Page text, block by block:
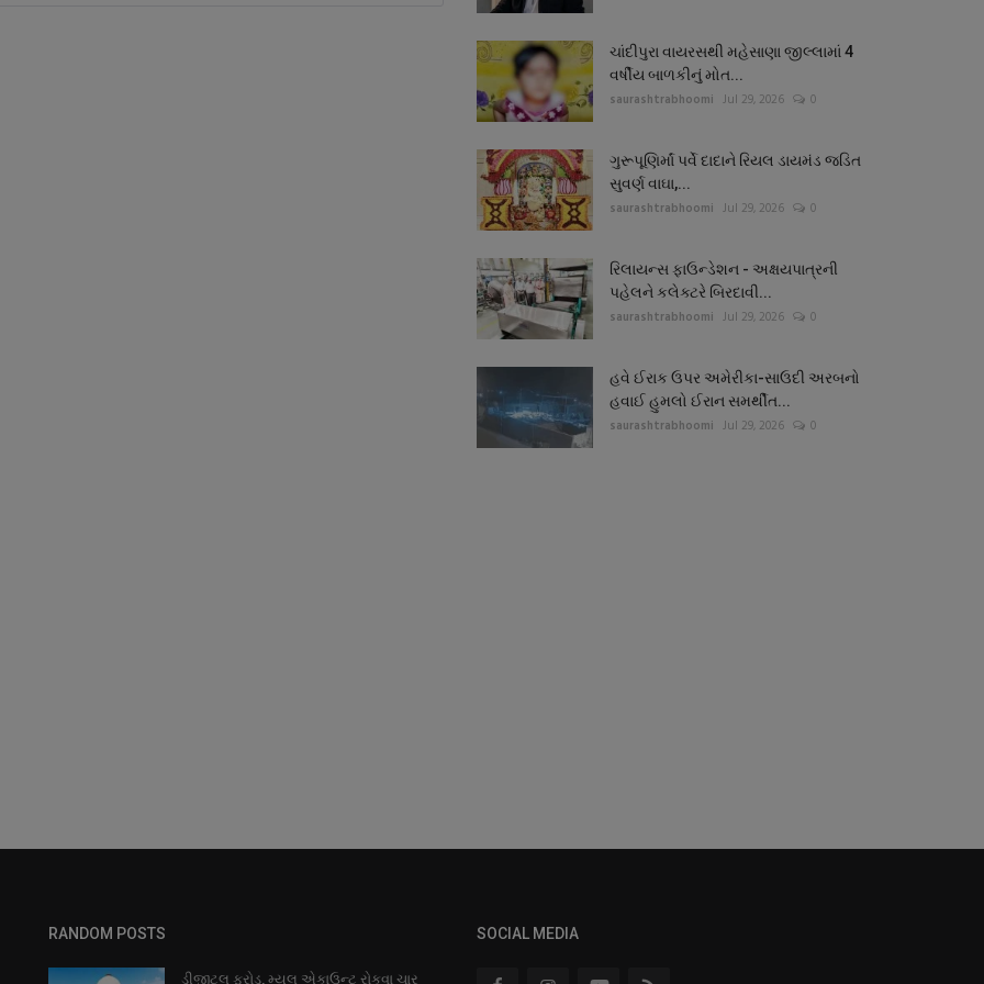
ચાંદીપુરા વાયરસથી મહેસાણા જીલ્લામાં 4
વર્ષીય બાળકીનું મોત...
saurashtrabhoomi Jul 29, 2026 0
ગુરૂપૂણિર્માં પર્વે દાદાને રિયલ ડાયમંડ જડિત
સુવર્ણ વાઘા,...
saurashtrabhoomi Jul 29, 2026 0
રિલાયન્સ ફાઉન્ડેશન - અક્ષયપાત્રની
પહેલને કલેક્ટરે બિરદાવી...
saurashtrabhoomi Jul 29, 2026 0
હવે ઈરાક ઉપર અમેરીકા-સાઉદી અરબનો
હવાઈ હુમલો ઈરાન સમર્થીત...
saurashtrabhoomi Jul 29, 2026 0
RANDOM POSTS
ડીજીટલ ફ્રોડ, મ્યુલ એકાઉન્ટ રોકવા ચાર
SOCIAL MEDIA